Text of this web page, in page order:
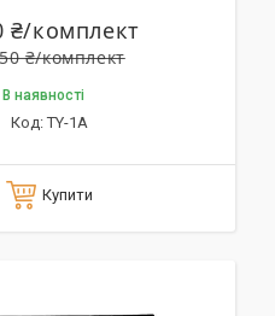
₴/комплект
₴/комплект
В наявності
TY-1A
Купити